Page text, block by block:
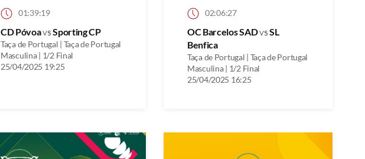
01:39:19
CD PóvoavsSporting CP
Taça de Portugal | Taça de Portugal
Masculina | 1/2 Final
25/04/2025 19:25
02:06:27
OC Barcelos SADvsSL
Benfica
Taça de Portugal | Taça de Portugal
Masculina | 1/2 Final
25/04/2025 16:25